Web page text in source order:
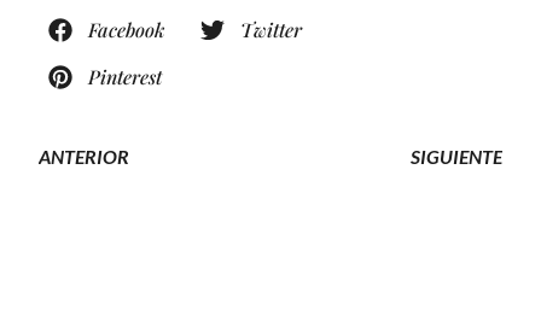
Facebook
Twitter
Pinterest
ANTERIOR SIGUIENTE